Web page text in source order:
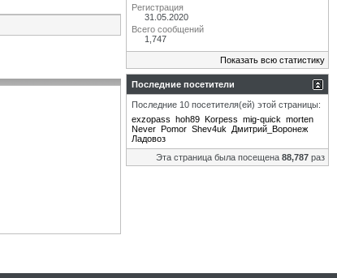
Регистрация
31.05.2020
Всего сообщений
1,747
Показать всю статистику
Последние посетители
Последние 10 посетителя(ей) этой страницы:
exzopass hoh89 Korpess mig-quick morten
Never Pomor Shev4uk
Дмитрий_Воронеж
Ладовоз
Эта страница была посещена 88,787 раз